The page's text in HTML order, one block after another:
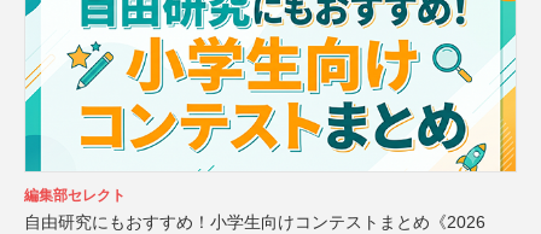
編集部セレクト
自由研究にもおすすめ！小学生向けコンテストまとめ《2026